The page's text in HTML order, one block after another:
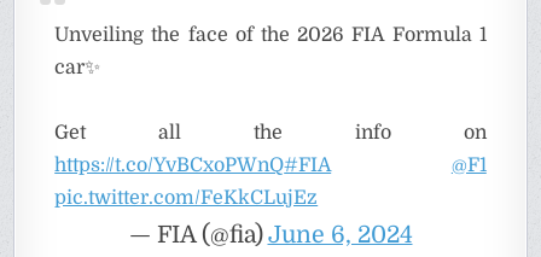
Unveiling the face of the 2026 FIA Formula 1
car✨
Get all the info on
https://t.co/YvBCxoPWnQ#FIA
@F1
pic.twitter.com/FeKkCLujEz
— FIA (@fia)June 6, 2024